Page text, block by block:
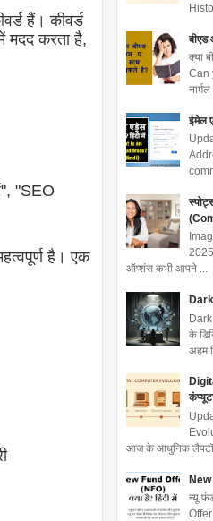
हैं। कीवर्ड
मदद करता है,
"SEO
है। एक
क्या
Can
ईमेल
2025
ऑप्शंस कभी आपने ...
के
अहम
आज के आधुनिक
New
न्यू
Offer